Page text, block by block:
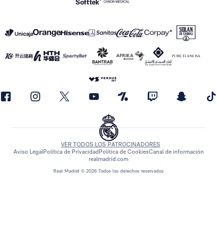
Real Madrid © 2026 Todos los derechos reservados
VER TODOS LOS PATROCINADORES
Aviso LegalPolítica de Privacidad Política de CookiesCanal de información
realmadrid.com